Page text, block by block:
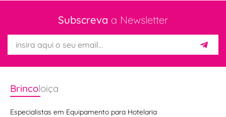
Subscreva a Newsletter
Brincoloiça
Especialistas em Equipamento para Hotelaria